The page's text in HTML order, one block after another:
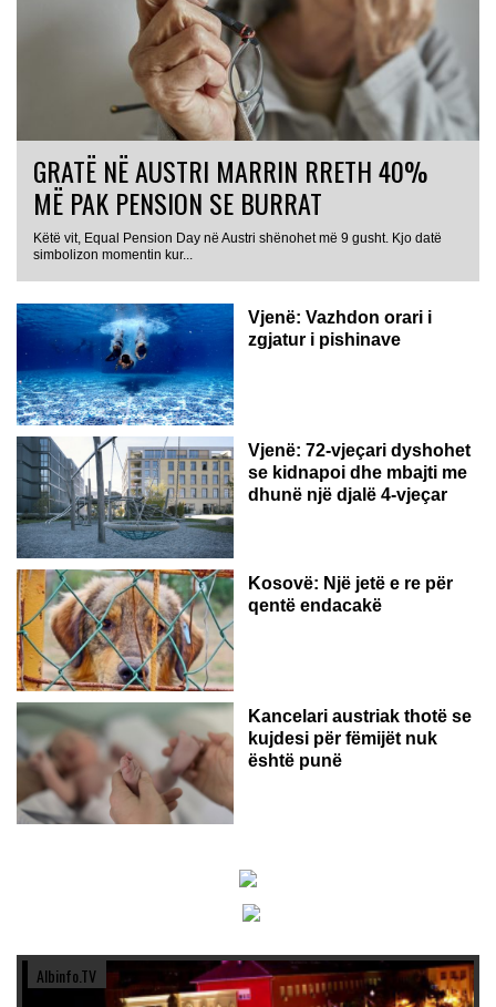
GRATË NË AUSTRI MARRIN RRETH 40%
MË PAK PENSION SE BURRAT
Këtë vit, Equal Pension Day në Austri shënohet më 9 gusht. Kjo datë
simbolizon momentin kur...
Vjenë: Vazhdon orari i
zgjatur i pishinave
Vjenë: 72-vjeçari dyshohet
se kidnapoi dhe mbajti me
dhunë një djalë 4-vjeçar
Kosovë: Një jetë e re për
qentë endacakë
Kancelari austriak thotë se
kujdesi për fëmijët nuk
është punë
Albinfo.TV